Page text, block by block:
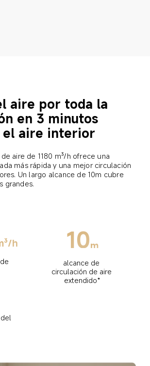
aire por toda la
en 3 minutos
el aire interior
aire de 1180 m³/h ofrece una
más rápida y una mejor circulación
Un largo alcance de 10m cubre
grandes.
h 10m
alcance de
circulación de aire
extendido*